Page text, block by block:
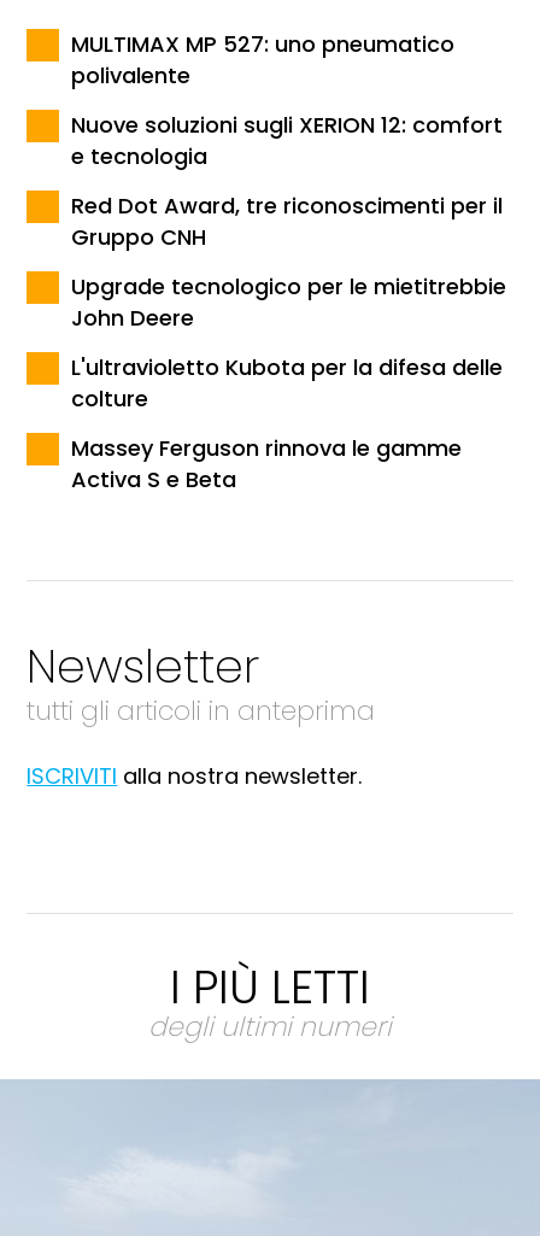
MULTIMAX MP 527: uno pneumatico
polivalente
Nuove soluzioni sugli XERION 12: comfort
e tecnologia
Red Dot Award, tre riconoscimenti per il
Gruppo CNH
Upgrade tecnologico per le mietitrebbie
John Deere
L'ultravioletto Kubota per la difesa delle
colture
Massey Ferguson rinnova le gamme
Activa S e Beta
Newsletter
tutti gli articoli in anteprima
ISCRIVITI alla nostra newsletter.
I PIÙ LETTI
degli ultimi numeri